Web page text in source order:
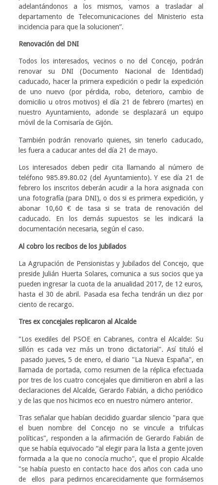
adelantándonos a los mismos, vamos a trasladar al
departamento de Telecomunicaciones del Ministerio esta
incidencia para que la solucionen”.
Renovación del DNI
Todos los interesados, vecinos o no del Concejo, podrán
renovar su DNI (Documento Nacional de Identidad)
caducado, hacer la primera expedición o pedir la expedición
de uno nuevo (por pérdida, robo, deterioro, cambio de
domicilio u otros motivos) el día 21 de febrero (martes) en
nuestro Ayuntamiento, adonde se desplazará un equipo
móvil de la Comisaría de Gijón.
También podrán renovarlo quienes, sin tenerlo caducado,
les fuera a caducar antes del día 21 de mayo.
Los interesados deben pedir cita llamando al número de
teléfono 985.89.80.02 (del Ayuntamiento). Y ese día 21 de
febrero los inscritos deberán acudir a la hora asignada con
una fotografía (para DNI), o dos si es primera expedición, y
abonar 10,60 € de tasa si se trata de renovación del
caducado. En los demás supuestos se les indicará la
documentación necesaria, según el caso.
Al cobro los recibos de los Jubilados
La Agrupación de Pensionistas y Jubilados del Concejo, que
preside Julián Huerta Solares, comunica a sus socios que ya
pueden ingresar la cuota de la anualidad 2017, de 12 euros,
hasta el 30 de abril. Pasada esa fecha tendrán un diez por
ciento de recargo.
Tres ex concejales replicaron al Alcalde
"Los exediles del PSOE en Cabranes, contra el Alcalde: Su
sillón es cada vez más un trono dictatorial". Así tituló el
pasado jueves, 5 de enero, el diario "La Nueva España", en
llamada de portada, como resumen de la réplica efectuada
por tres de los cuatro concejales que dimitieron en abril a las
declaraciones del Alcalde, Gerardo Fabián, a dicho periódico
y de las que nos hicimos eco en nuestro número anterior.
Tras señalar que habían decidido guardar silencio "para que
el buen nombre del Concejo no se vincule a trifulcas
políticas", responden a la afirmación de Gerardo Fabián de
que se había equivocado “al elegir para la lista a gente joven
formada a la que no conocía mucho", que el propio Alcalde
"se había puesto en contacto hace dos años con cada uno
de ellos para pedirnos encarecidamente que formásemos